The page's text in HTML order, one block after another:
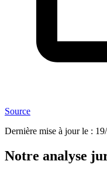
Source
Dernière mise à jour le :
Notre analyse